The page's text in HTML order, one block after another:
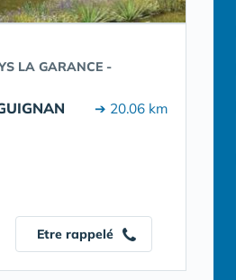
LA GARANCE -
➔ 20.06 km
Etre rappelé